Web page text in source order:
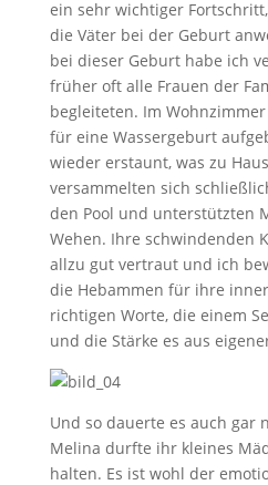
ein sehr wichtiger
die Väter bei der Geburt
bei dieser Geburt habe ich
früher oft alle Frauen der
begleiteten. Im
für eine Wassergeburt
wieder erstaunt, was zu
versammelten sich
den Pool und unterstützten
Wehen. Ihre schwindenden
allzu gut vertraut und ich
die Hebammen für ihre
richtigen Worte, die einem
und die Stärke es aus
Und so dauerte es auch gar
Melina durfte ihr kleines
halten. Es ist wohl der